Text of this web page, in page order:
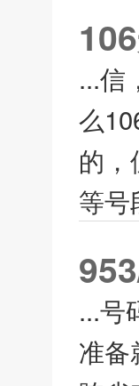
...信
么
的
等号
...号
准备